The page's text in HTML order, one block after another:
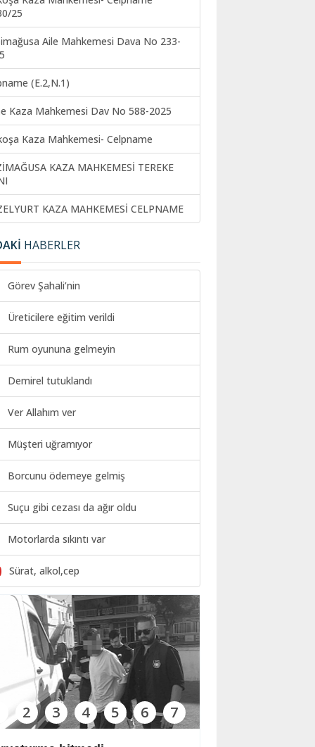
25
Aile Mahkemesi Dava No 233-
(E.2,N.1)
Kaza Mahkemesi Dav No 588-2025
Kaza Mahkemesi- Celpname
KAZA MAHKEMESİ TEREKE
KAZA MAHKEMESİ CELPNAME
HABERLER
Görev Şahali’nin
Üreticilere eğitim verildi
Rum oyununa gelmeyin
Demirel tutuklandı
Ver Allahım ver
Müşteri uğramıyor
Borcunu ödemeye gelmiş
Suçu gibi cezası da ağır oldu
Motorlarda sıkıntı var
Sürat, alkol,cep
2 3 4 5 6 7